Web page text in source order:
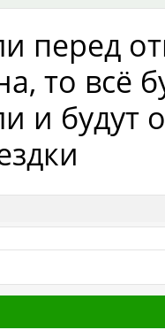
перед
то всё
и будут